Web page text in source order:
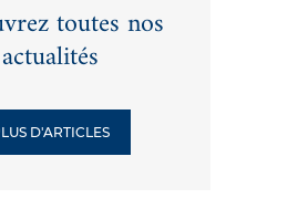
toutes nos
actualités
D'ARTICLES